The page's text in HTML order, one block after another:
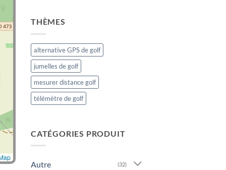
THÈMES
alternative GPS de golf
jumelles de golf
mesurer distance golf
télémètre de golf
CATÉGORIES PRODUIT
Autre (32)